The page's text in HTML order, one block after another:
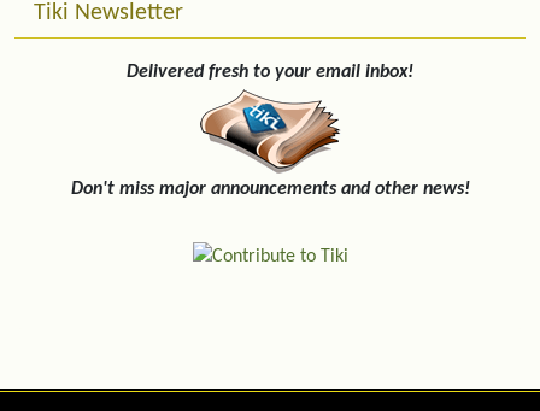
Tiki Newsletter
Delivered fresh to your email inbox!
Don't miss major announcements and other news!